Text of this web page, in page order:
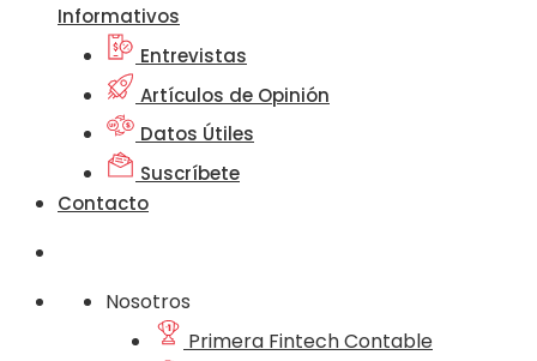
Informativos
Entrevistas
Artículos de Opinión
Datos Útiles
Suscríbete
Contacto
Nosotros
Primera Fintech Contable